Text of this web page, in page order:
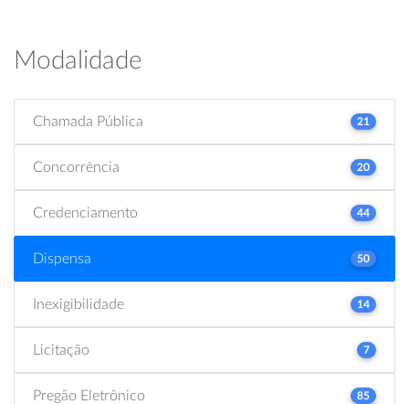
Modalidade
Chamada Pública 21
Concorrência 20
Credenciamento 44
Dispensa 50
Inexigibilidade 14
Licitação 7
Pregão Eletrônico 85